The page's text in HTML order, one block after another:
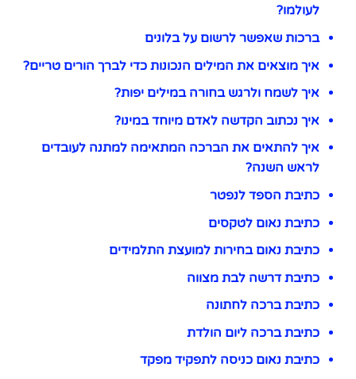
לעולמו?
ברכות שאפשר לרשום על בלונים
איך מוצאים את המילים הנכונות כדי לברך הורים טריים?
איך לשמח ולרגש בחורה במילים יפות?
איך נכתוב הקדשה לאדם מיוחד במינו?
איך להתאים את הברכה המתאימה למתנה לעובדים
לראש השנה?
כתיבת הספד לנפטר
כתיבת נאום לטקסים
כתיבת נאום בחירות למועצת התלמידים
כתיבת דרשה לבת מצווה
כתיבת ברכה לחתונה
כתיבת ברכה ליום הולדת
כתיבת נאום כניסה לתפקיד מפקד